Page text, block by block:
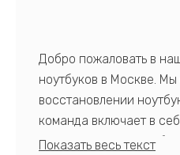
Добро пожаловать в
ноутбуков в Москве.
восстановлении
команда включает в
профессионалов с